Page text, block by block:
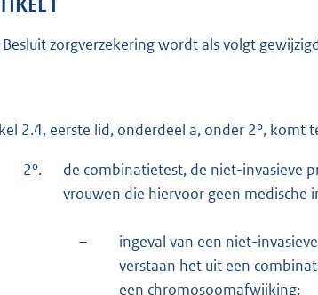
I
zorgverzekering wordt als volgt
2.4, eerste lid, onderdeel a, onder 2°, komt
2°.
de combinatietest, de niet-invasieve
vrouwen die hiervoor geen medische
–
ingeval van een niet-
verstaan het uit een
een chromosoomafwijking;